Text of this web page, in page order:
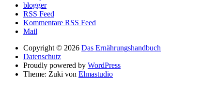
blogger
RSS Feed
Kommentare RSS Feed
Mail
Copyright © 2026 Das Ernährungshandbuch
Datenschutz
Proudly powered by WordPress
Theme: Zuki von Elmastudio